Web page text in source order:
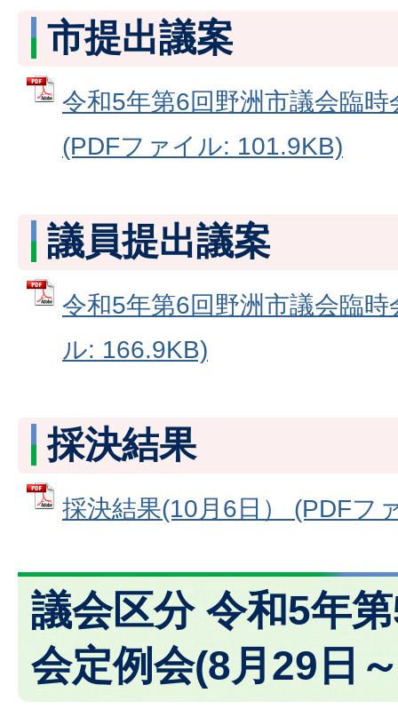
市提出議案
令和5年第6回野洲市議会臨
(PDFファイル: 101.9KB)
議員提出議案
令和5年第6回野洲市議会臨
ル: 166.9KB)
採決結果
採決結果(10月6日） (PDFフ
議会区分 令和5年
会定例会(8月29日